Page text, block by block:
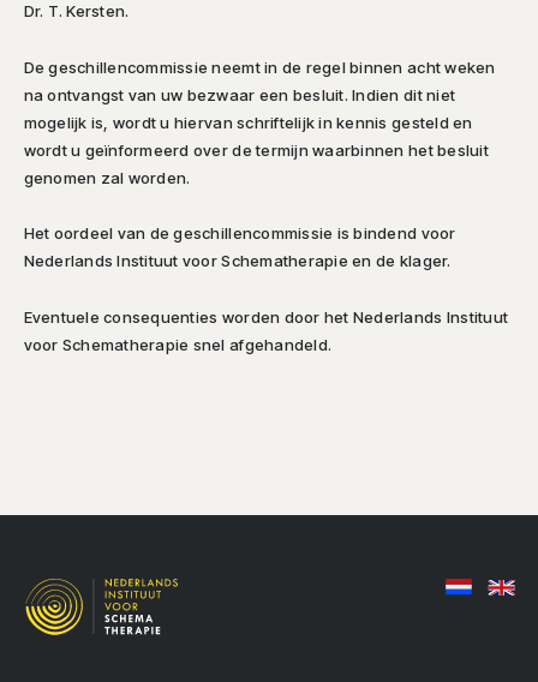
Dr. T. Kersten.
De geschillencommissie neemt in de regel binnen acht weken
na ontvangst van uw bezwaar een besluit. Indien dit niet
mogelijk is, wordt u hiervan schriftelijk in kennis gesteld en
wordt u geïnformeerd over de termijn waarbinnen het besluit
genomen zal worden.
Het oordeel van de geschillencommissie is bindend voor
Nederlands Instituut voor Schematherapie en de klager.
Eventuele consequenties worden door het Nederlands Instituut
voor Schematherapie snel afgehandeld.